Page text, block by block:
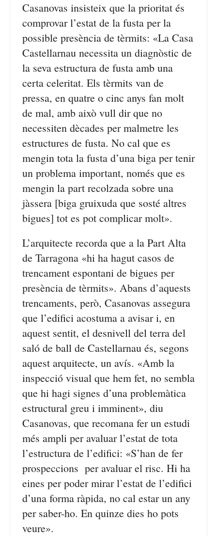
Casanovas insisteix que la prioritat és
comprovar l’estat de la fusta per la
possible presència de tèrmits: «La Casa
Castellarnau necessita un diagnòstic de
la seva estructura de fusta amb una
certa celeritat. Els tèrmits van de
pressa, en quatre o cinc anys fan molt
de mal, amb això vull dir que no
necessiten dècades per malmetre les
estructures de fusta. No cal que es
mengin tota la fusta d’una biga per tenir
un problema important, només que es
mengin la part recolzada sobre una
jàssera [biga gruixuda que sosté altres
bigues] tot es pot complicar molt».
L’arquitecte recorda que a la Part Alta
de Tarragona «hi ha hagut casos de
trencament espontani de bigues per
presència de tèrmits». Abans d’aquests
trencaments, però, Casanovas assegura
que l’edifici acostuma a avisar i, en
aquest sentit, el desnivell del terra del
saló de ball de Castellarnau és, segons
aquest arquitecte, un avís. «Amb la
inspecció visual que hem fet, no sembla
que hi hagi signes d’una problemàtica
estructural greu i imminent», diu
Casanovas, que recomana fer un estudi
més ampli per avaluar l’estat de tota
l’estructura de l’edifici: «S’han de fer
prospeccions per avaluar el risc. Hi ha
eines per poder mirar l’estat de l’edifici
d’una forma ràpida, no cal estar un any
per saber-ho. En quinze dies ho pots
veure».